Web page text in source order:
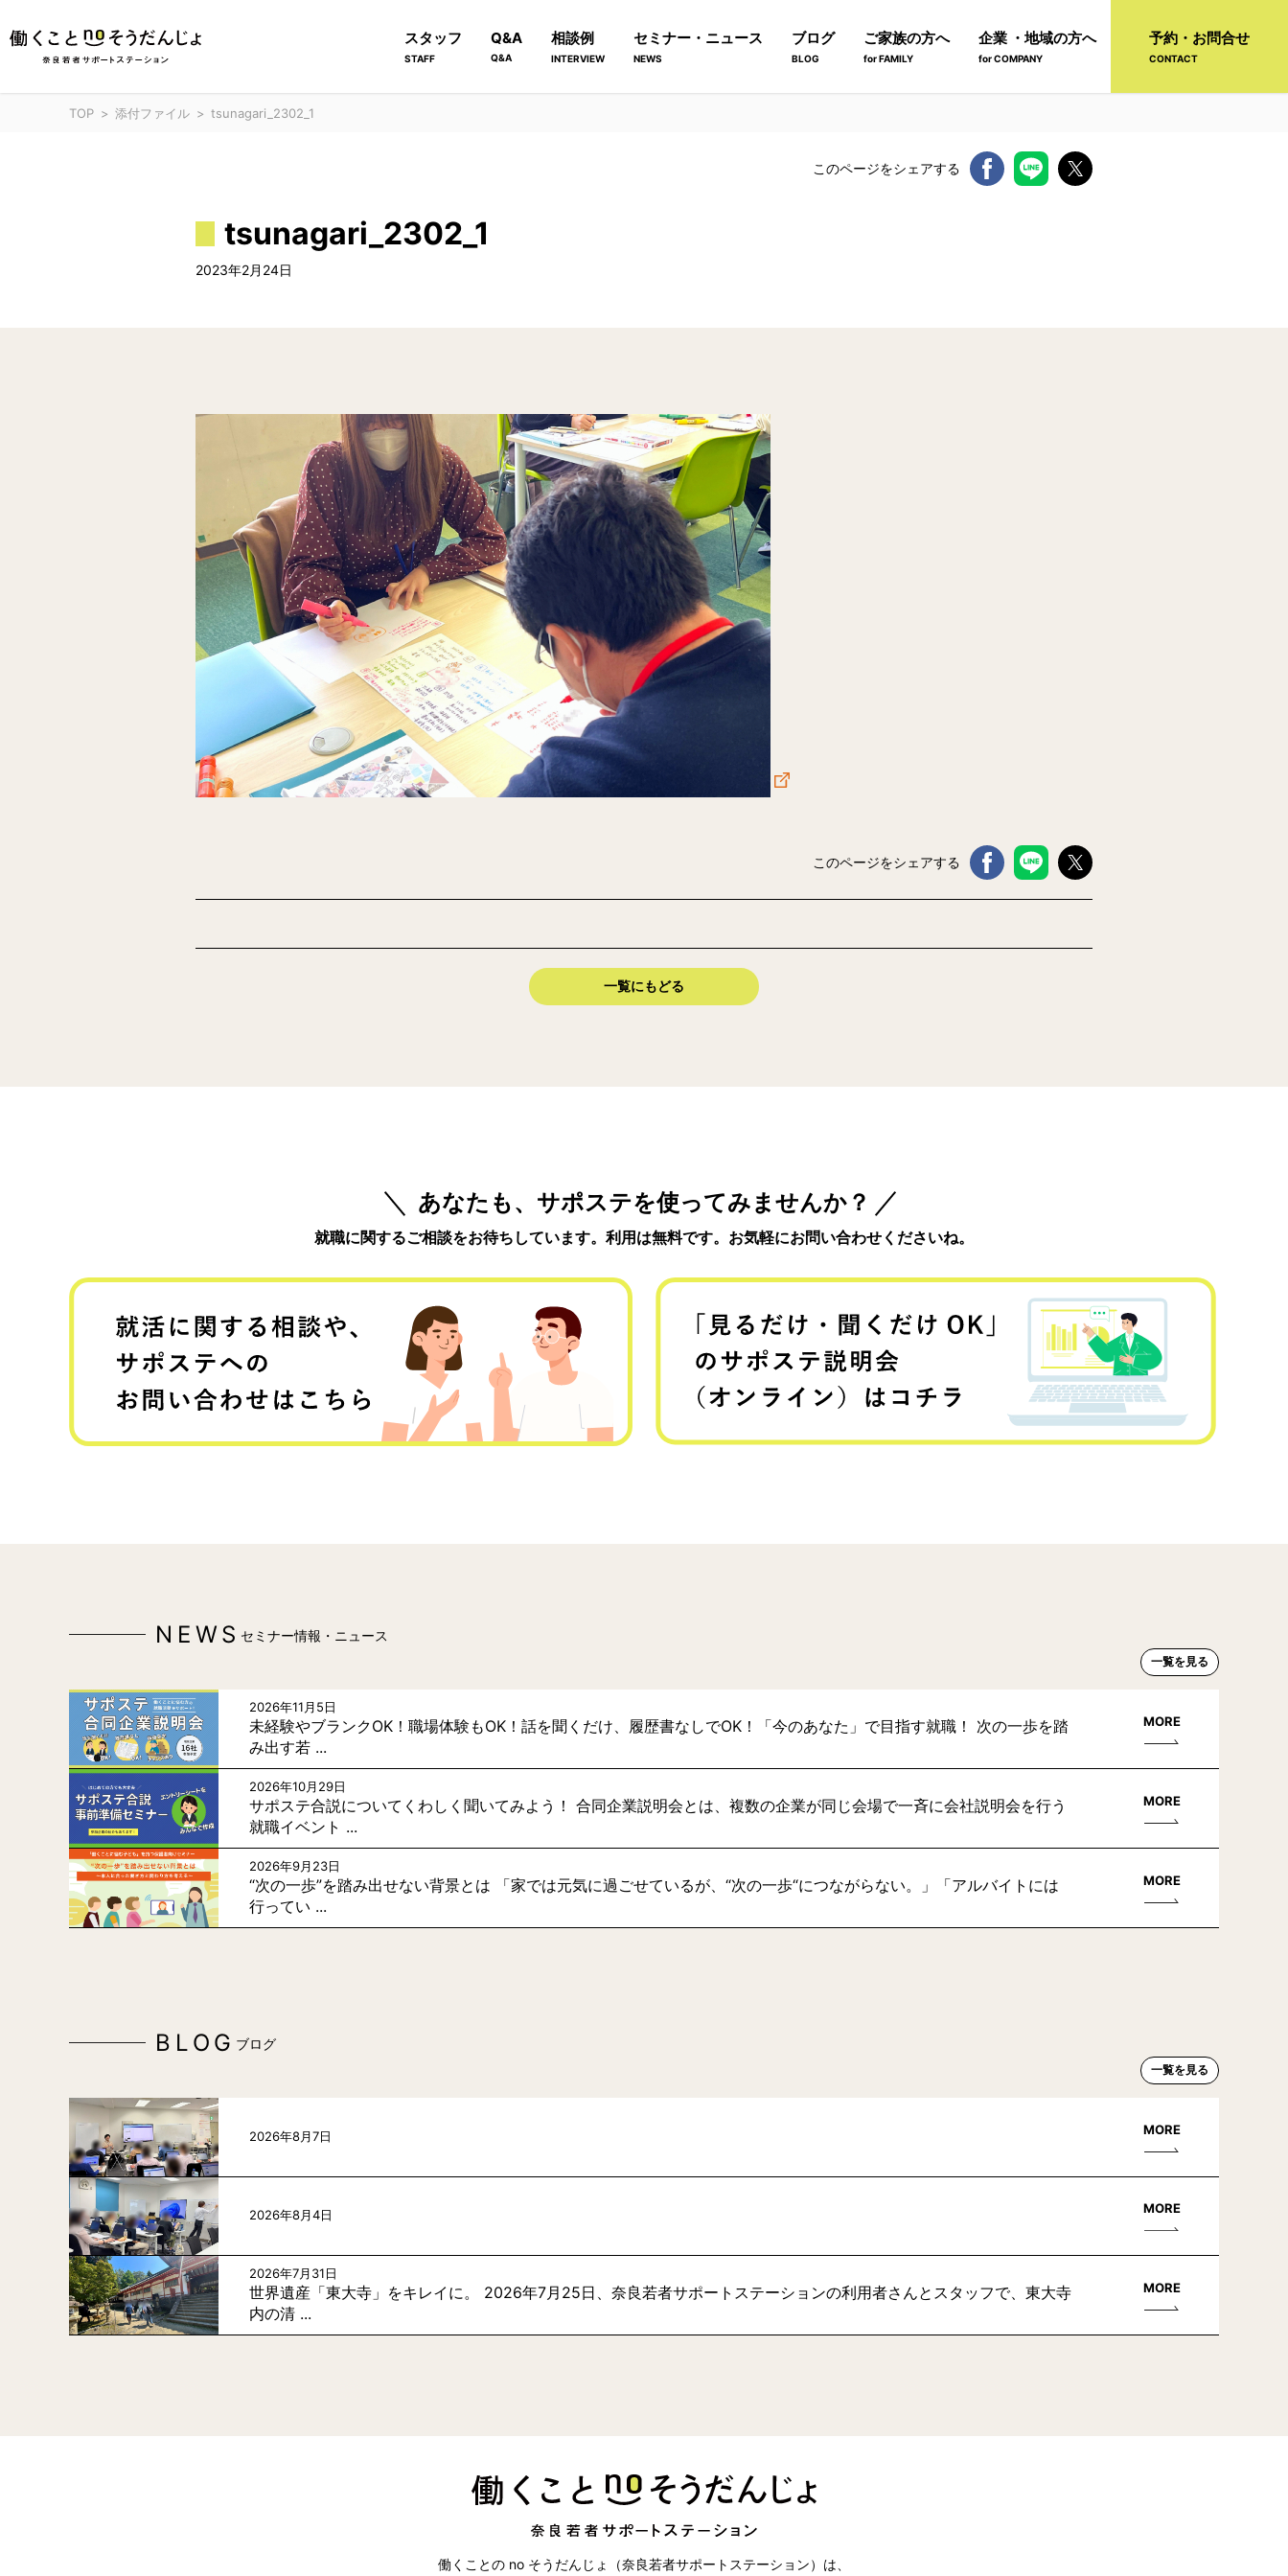
スタッフ
STAFF
Q&A
Q&A
相談例
INTERVIEW
セミナー・ニュース
NEWS
ブログ
BLOG
ご家族の方へ
for FAMILY
企業 ・地域の方へ
for COMPANY
予約・お問合せ
CONTACT
TOP 添付ファイル tsunagari_2302_1
このページをシェアする
tsunagari_2302_1
2023年2月24日
このページをシェアする
一覧にもどる
あなたも、サポステを使ってみませんか？
就職に関するご相談をお待ちしています。利用は無料です。お気軽にお問い合わせくださいね。
NEWS セミナー情報・ニュース
一覧を見る
2026年11月5日
未経験やブランクOK！職場体験もOK！話を聞くだけ、履歴書なしでOK！「今のあなた」で目指す就職！ 次の一歩を踏
み出す若 ...
MORE
2026年10月29日
サポステ合説についてくわしく聞いてみよう！ 合同企業説明会とは、複数の企業が同じ会場で一斉に会社説明会を行う
就職イベント ...
MORE
2026年9月23日
“次の一歩”を踏み出せない背景とは 「家では元気に過ごせているが、“次の一歩“につながらない。」「アルバイトには
行ってい ...
MORE
BLOG ブログ
一覧を見る
2026年8月7日 MORE
2026年8月4日 MORE
2026年7月31日
世界遺産「東大寺」をキレイに。 2026年7月25日、奈良若者サポートステーションの利用者さんとスタッフで、東大寺
内の清 ...
MORE
働くことの no そうだんじょ（奈良若者サポートステーション）は、